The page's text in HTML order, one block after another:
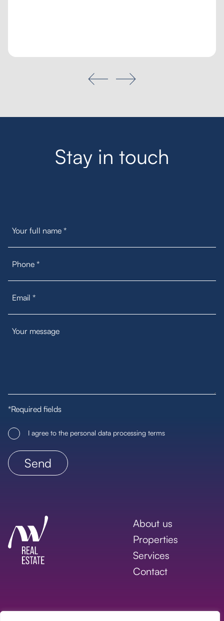
Stay in touch
*Required fields
I agree to the personal data processing terms
About us
Properties
Services
Contact
Copyright © 2026